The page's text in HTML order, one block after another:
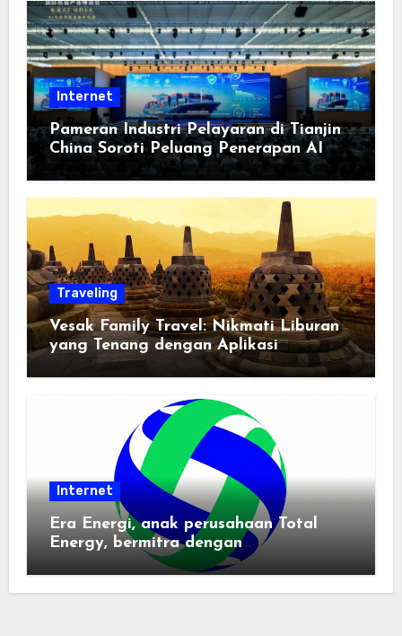
Internet
Pameran Industri Pelayaran di Tianjin
China Soroti Peluang Penerapan AI
Traveling
Vesak Family Travel: Nikmati Liburan
yang Tenang dengan Aplikasi
Pemindai PDF
Internet
Era Energi, anak perusahaan Total
Energy, bermitra dengan
Zhuochuangtong untuk mempercepat
transisi energi Indonesia — raksasa